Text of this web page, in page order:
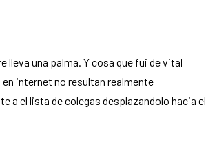
una palma. Y cosa que fui de vital
internet no resultan realmente
a el lista de colegas desplazandolo hacia el